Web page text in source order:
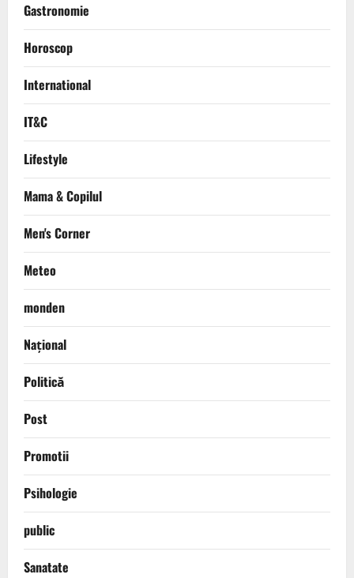
Gastronomie
Horoscop
International
IT&C
Lifestyle
Mama & Copilul
Men's Corner
Meteo
monden
Național
Politică
Post
Promotii
Psihologie
public
Sanatate